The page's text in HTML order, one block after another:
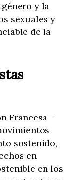
y la
sexuales y
de la
Francesa—
sostenido,
en
en los